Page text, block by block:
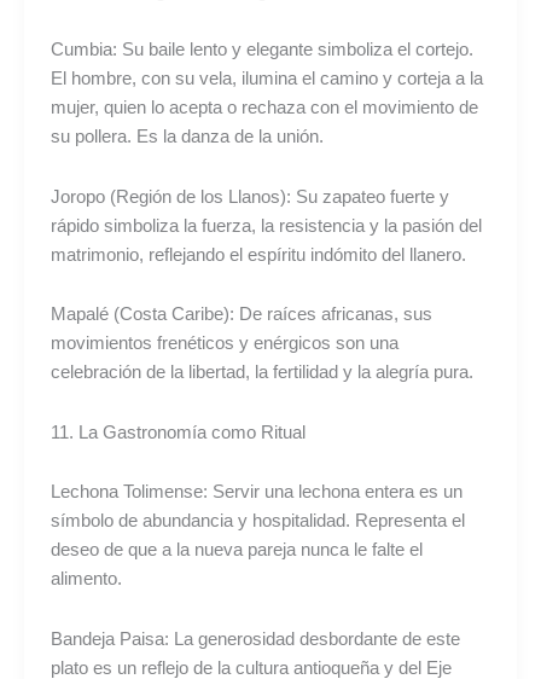
Cumbia: Su baile lento y elegante simboliza el cortejo.
El hombre, con su vela, ilumina el camino y corteja a la
mujer, quien lo acepta o rechaza con el movimiento de
su pollera. Es la danza de la unión.
Joropo (Región de los Llanos): Su zapateo fuerte y
rápido simboliza la fuerza, la resistencia y la pasión del
matrimonio, reflejando el espíritu indómito del llanero.
Mapalé (Costa Caribe): De raíces africanas, sus
movimientos frenéticos y enérgicos son una
celebración de la libertad, la fertilidad y la alegría pura.
11. La Gastronomía como Ritual
Lechona Tolimense: Servir una lechona entera es un
símbolo de abundancia y hospitalidad. Representa el
deseo de que a la nueva pareja nunca le falte el
alimento.
Bandeja Paisa: La generosidad desbordante de este
plato es un reflejo de la cultura antioqueña y del Eje